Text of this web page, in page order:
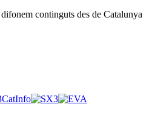
continguts des de Catalunya